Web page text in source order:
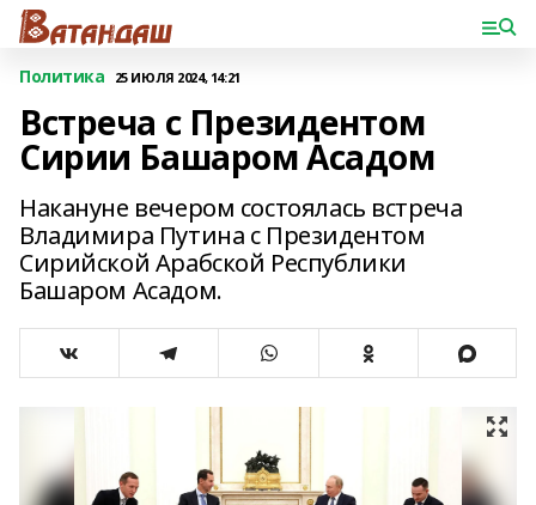
Политика 25 ИЮЛЯ 2024, 14:21
Встреча с Президентом
Сирии Башаром Асадом
Накануне вечером состоялась встреча
Владимира Путина с Президентом
Сирийской Арабской Республики
Башаром Асадом.